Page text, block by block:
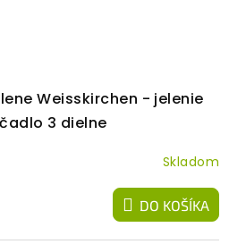
Weisskirchen - jelenie
3 dielne
Skladom
DO KOŠÍKA